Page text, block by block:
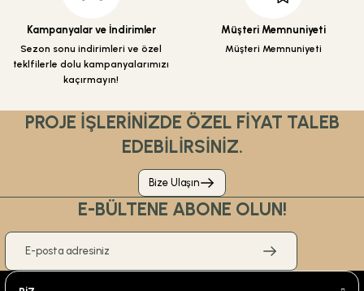
Kampanyalar ve İndirimler
Sezon sonu indirimleri ve özel
teklfilerle dolu kampanyalarımızı
kaçırmayın!
Müşteri Memnuniyeti
Müşteri Memnuniyeti
PROJE İŞLERİNİZDE ÖZEL FİYAT TALEB
EDEBİLİRSİNİZ.
Bize Ulaşın
E-BÜLTENE ABONE OLUN!